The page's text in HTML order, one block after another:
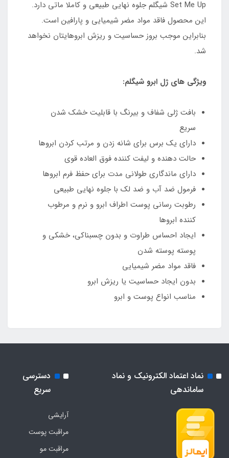
Set Me Up شیگلم جلوه نهایی طبیعی و کاملا ماتی دارد.
این محصول فاقد مواد مضر شیمیایی و پارافین است.
بنابراین موجب بروز حساسیت و ریزش ابروهایتان نخواهد
شد.
ویژگی های ژل ابرو شیگلم:
بافت ژلی شفاف و بیرنگ با قابلیت خشک شدن
سریع
دارای یک برس برای شانه زدن و مرتب کردن ابروها
حالت دهنده و لیفت کننده فوق العاده قوی
دارای ماندگاری طولانی مدت برای حفظ فرم ابروها
فرمول ضد آب و ضد لک با جلوه نهایی طبیعی
رطوبت رسانی پوست اطراف ابرو و نرم و مرطوب
کننده ابروها
ایجاد احساس طراوت و بدون چسبناکی، خشکی و
پوسته پوسته شدن
فاقد مواد مضر شیمیایی
بدون ایجاد حساسیت یا ریزش ابرو
مناسب انواع پوست و ابرو
نماد اعتماد الکترونیک و نماد
ساماندهی
دسترسی
سریع
آرایشی
مراقبت پوست
مراقبت مو